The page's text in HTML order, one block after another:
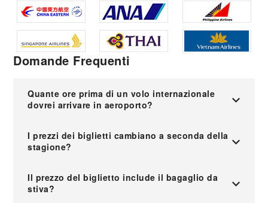
Domande Frequenti
Quante ore prima di un volo internazionale
dovrei arrivare in aeroporto?
I prezzi dei biglietti cambiano a seconda della
stagione?
Il prezzo del biglietto include il bagaglio da
stiva?